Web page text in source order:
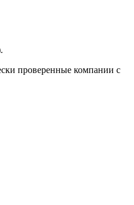
проверенные компании с